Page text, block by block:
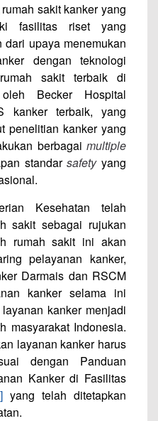
sakit kanker yang
fasilitas riset yang
upaya menemukan
dengan teknologi
sakit terbaik di
Becker Hospital
kanker terbaik, yang
penelitian kanker yang
berbagai multiple
standarsafetyyang
Kesehatan telah
sakit sebagai rujukan
rumah sakit ini akan
pelayanan kanker,
Darmais dan RSCM
kanker selama ini
kanker menjadi
masyarakat Indonesia.
layanan kanker harus
dengan Panduan
Kanker di Fasilitas
yang telah ditetapkan